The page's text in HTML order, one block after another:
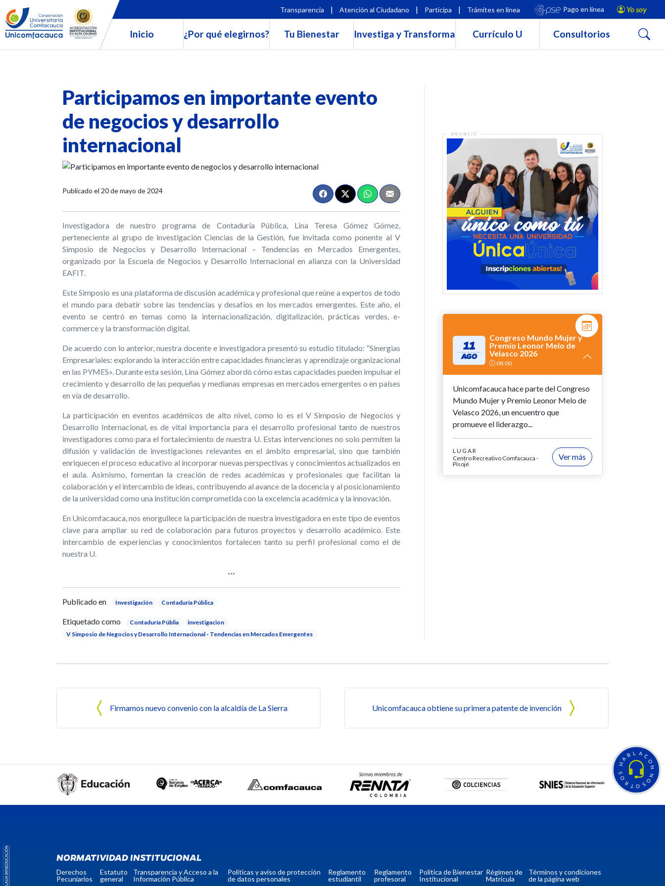
H
A
B L A C
O
N
N
O
S
O
T
R
O
S
Transparencia | Atención al Ciudadano | Participa | Trámites en línea Pago en línea Yo soy
Inicio ¿Por qué elegirnos? Tu Bienestar Investiga y Transforma Currículo U Consultorios Buscar
Participamos en importante evento
de negocios y desarrollo
internacional
Publicado el 20 de mayo de 2024
Investigadora de nuestro programa de Contaduría Pública, Lina Teresa Gómez Gómez,
perteneciente al grupo de investigación Ciencias de la Gestión, fue invitada como ponente al V
Simposio de Negocios y Desarrollo Internacional – Tendencias en Mercados Emergentes,
organizado por la Escuela de Negocios y Desarrollo Internacional en alianza con la Universidad
EAFIT.
Este Simposio es una plataforma de discusión académica y profesional que reúne a expertos de todo
el mundo para debatir sobre las tendencias y desafíos en los mercados emergentes. Este año, el
evento se centró en temas como la internacionalización, digitalización, prácticas verdes, e-
commerce y la transformación digital.
De acuerdo con lo anterior, nuestra docente e investigadora presentó su estudio titulado: “Sinergias
Empresariales: explorando la interacción entre capacidades financieras y aprendizaje organizacional
en las PYMES». Durante esta sesión, Lina Gómez abordó cómo estas capacidades pueden impulsar el
crecimiento y desarrollo de las pequeñas y medianas empresas en mercados emergentes o en países
en vía de desarrollo.
La participación en eventos académicos de alto nivel, como lo es el V Simposio de Negocios y
Desarrollo Internacional, es de vital importancia para el desarrollo profesional tanto de nuestros
investigadores como para el fortalecimiento de nuestra U. Estas intervenciones no solo permiten la
difusión y validación de investigaciones relevantes en el ámbito empresarial, sino que también
enriquecen el proceso educativo al incorporar nuevas perspectivas y conocimientos actualizados en
el aula. Asimismo, fomentan la creación de redes académicas y profesionales que facilitan la
colaboración y el intercambio de ideas, contribuyendo al avance de la docencia y al posicionamiento
de la universidad como una institución comprometida con la excelencia académica y la innovación.
En Unicomfacauca, nos enorgullece la participación de nuestra investigadora en este tipo de eventos
clave para ampliar su red de colaboración para futuros proyectos y desarrollo académico. Este
intercambio de experiencias y conocimientos fortalecen tanto su perfil profesional como el de
nuestra U.
Publicado en Investigación Contaduría Pública
Etiquetado como Contaduría Públia
investigacion
V Simposio de Negocios y Desarrollo Internacional - Tendencias en Mercados Emergentes
11
AGO
Congreso Mundo Mujer y
Premio Leonor Melo de
Velasco 2026
08:00
Unicomfacauca hace parte del Congreso
Mundo Mujer y Premio Leonor Melo de
Velasco 2026, un encuentro que
promueve el liderazgo...
LUGAR
Centro Recreativo Comfacauca -
Pisojé
Ver más
Navegación de entradas
Firmamos nuevo convenio con la alcaldía de La Sierra Unicomfacauca obtiene su primera patente de invención
NORMATIVIDAD INSTITUCIONAL
Derechos
Pecuniarios
Estatuto
general
Transparencia y Acceso a la
Información Pública
Políticas y aviso de protección
de datos personales
Reglamento
estudiantil
Reglamento
profesoral
Política de Bienestar
Institucional
Régimen de
Matrícula
Términos y condiciones
de la página web